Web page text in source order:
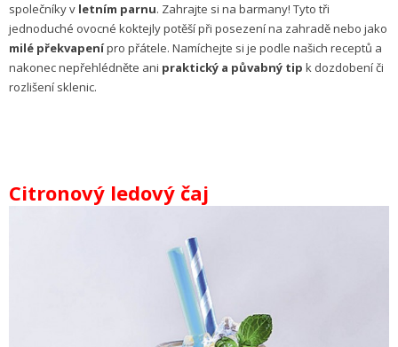
společníky v letním parnu. Zahrajte si na barmany! Tyto tři
jednoduché ovocné koktejly potěší při posezení na zahradě nebo jako
milé překvapenípro přátele. Namíchejte si je podle našich receptů a
nakonec nepřehlédněte ani praktický a půvabný tip k dozdobení či
rozlišení sklenic.
Citronový ledový čaj